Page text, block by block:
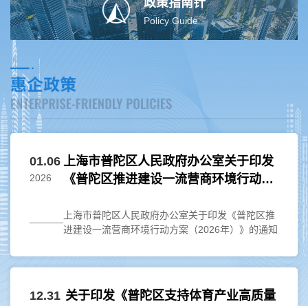
Policy Guide
01.06
2026
上海市普陀区人民政府办公室关于印发
《普陀区推进建设一流营商环境行动方
上海市普陀区人民政府办公室关于印发《普陀区推
进建设一流营商环境行动方案（2026年）》的通知
12.31 关于印发《普陀区支持体育产业高质量